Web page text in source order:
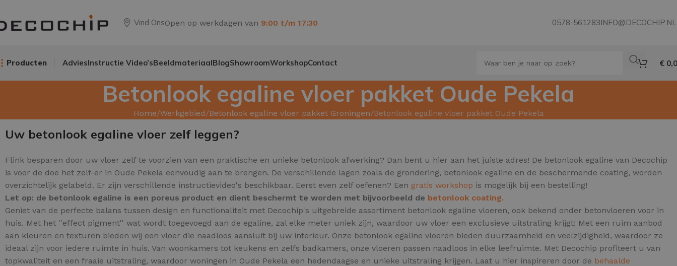
Vind OnsOpen op werkdagen van 9:00 t/m 17:30 0578-561283INFO@DECOCHIP.NL
Producten AdviesInstructie Video’sBeeldmateriaalBlogShowroomWorkshopContact €
Betonlook egaline vloer pakket Oude Pekela
Home Werkgebied Betonlook egaline vloer pakket Groningen Betonlook egaline vloer pakket Oude Pekela
Uw betonlook egaline vloer zelf leggen?
Flink besparen door uw vloer zelf te voorzien van een praktische en unieke betonlook afwerking? Dan bent u hier aan het juiste adres! De betonlook egaline van Decochip
is voor de doe het zelf-er in Oude Pekela eenvoudig aan te brengen. De verschillende lagen zoals de grondering, betonlook egaline en de beschermende coating, worden
overzichtelijk gelabeld. Er zijn verschillende instructievideo's beschikbaar. Eerst even zelf oefenen? Een gratis workshop is mogelijk bij een bestelling!
Let op: de betonlook egaline is een poreus product en dient beschermt te worden met bijvoorbeeld de betonlook coating.
Geniet van de perfecte balans tussen design en functionaliteit met Decochip's uitgebreide assortiment betonlook egaline vloeren, ook bekend onder betonvloeren voor in
huis. Met het ''effect pigment'' wat wordt toegevoegd aan de egaline, zal elke meter uniek zijn, waardoor uw vloer een exclusieve uitstraling krijgt! Met een ruim aanbod
aan kleuren en texturen bieden wij een vloer die naadloos aansluit bij uw interieur. Onze betonlook egaline vloeren bieden duurzaamheid en veelzijdigheid, waardoor ze
ideaal zijn voor iedere ruimte in huis. Van woonkamers tot keukens en zelfs badkamers, onze vloeren passen naadloos in elke leefruimte. Met Decochip profiteert u van
topkwaliteit en een fraaie uitstraling, waardoor woningen in Oude Pekela een hedendaagse en unieke uitstraling krijgen. Laat u hier inspireren door de behaalde